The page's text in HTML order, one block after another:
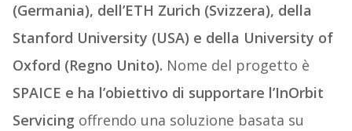
(Germania), dell’ETH Zurich (Svizzera), della
Stanford University (USA) e della University of
Oxford (Regno Unito). Nome del progetto è
SPAICE e ha l’obiettivo di supportare l’InOrbit
Servicing offrendo una soluzione basata su